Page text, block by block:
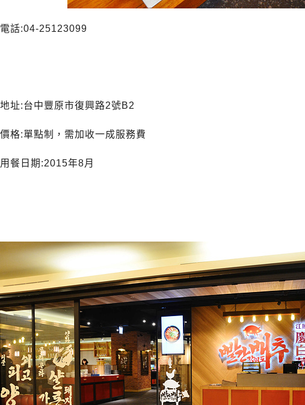
電話:04-25123099
地址:台中豐原市復興路2號B2
價格:單點制，需加收一成服務費
用餐日期:2015年8月